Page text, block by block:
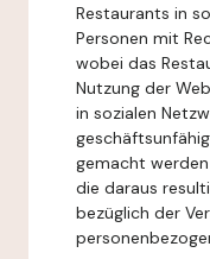
Restaurants in
Personen mit
wobei das
Nutzung der
in sozialen
gemacht
die daraus
bezüglich der